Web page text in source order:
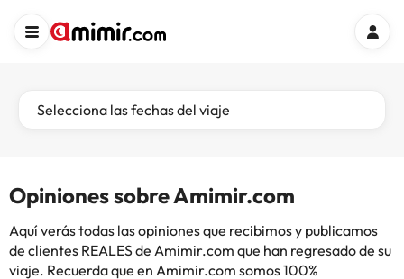
Selecciona las fechas del viaje
Opiniones sobre Amimir.com
Aquí verás todas las opiniones que recibimos y publicamos
de clientes REALES de Amimir.com que han regresado de su
viaje. Recuerda que en Amimir.com somos 100%